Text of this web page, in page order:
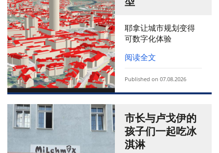
耶拿让城市规划变得
可数字化体验
阅读全文
Published on 07.08.2026
市长与卢戈伊的
孩子们一起吃冰
淇淋